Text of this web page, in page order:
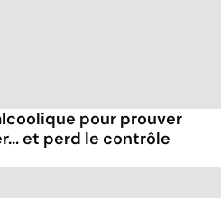
pour prouver
et perd le contrôle